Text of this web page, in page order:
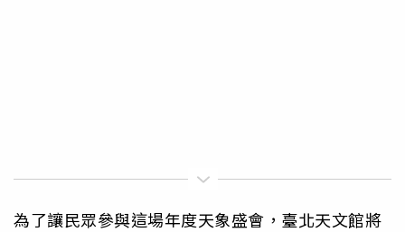
為了讓民眾參與這場年度天象盛會，臺北天文館將